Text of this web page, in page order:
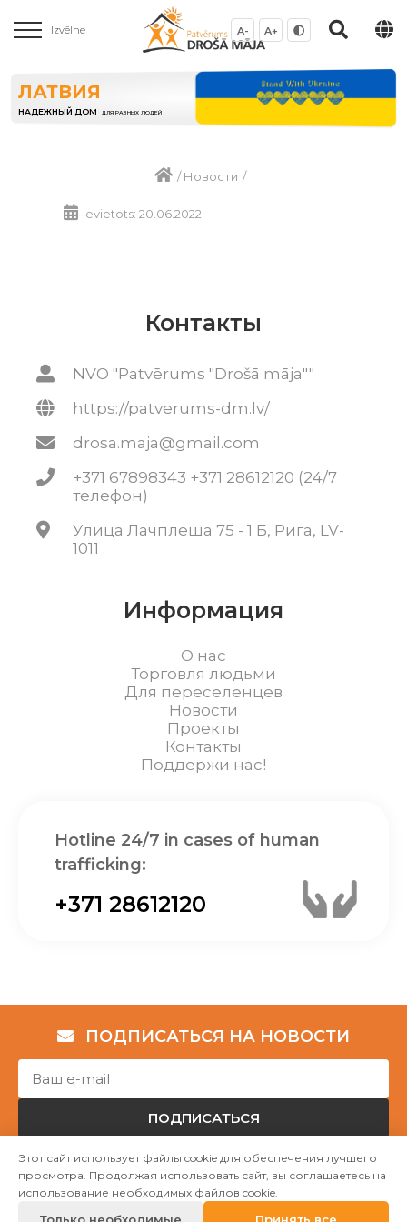
Izvēlne A- A+
ЛАТВИЯ
НАДЕЖНЫЙ ДОМ ДЛЯ РАЗНЫХ ЛЮДЕЙ
/Новости /
Ievietots: 20.06.2022
Контакты
NVO "Patvērums "Drošā māja""
https://patverums-dm.lv/
drosa.maja@gmail.com
+371 67898343 +371 28612120 (24/7
телефон)
Улица Лачплеша 75 - 1 Б, Рига, LV-
1011
Информация
О нас
Торговля людьми
Для переселенцев
Новости
Проекты
Контакты
Поддержи нас!
Hotline 24/7 in cases of human
trafficking:
+371 28612120
ПОДПИСАТЬСЯ НА НОВОСТИ
ПОДПИСАТЬСЯ
Авторские права © НГО „Убежище "Надёжный дом""
Этот сайт использует файлы cookie для обеспечения лучшего
просмотра. Продолжая использовать сайт, вы соглашаетесь на
использование необходимых файлов cookie.